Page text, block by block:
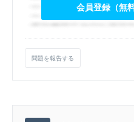
会員登録（無
問題を報告する